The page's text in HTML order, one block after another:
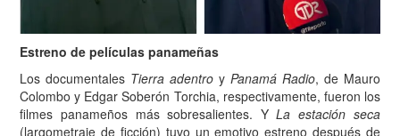
Estreno de películas panameñas
Los documentales Tierra adentro y Panamá Radio, de Mauro
Colombo y Edgar Soberón Torchia, respectivamente, fueron los
filmes panameños más sobresalientes. YLa estación seca
(largometraje de ficción) tuvo un emotivo estreno después de